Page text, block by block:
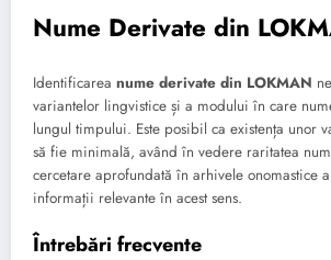
Nume Derivate din
Identificarea nume derivate din LOKMAN
variantelor lingvistice și a modului în care
lungul timpului. Este posibil ca existența unor
să fie minimală, având în vedere raritatea
cercetare aprofundată în arhivele onomastice
informații relevante în acest sens.
Întrebări frecvente